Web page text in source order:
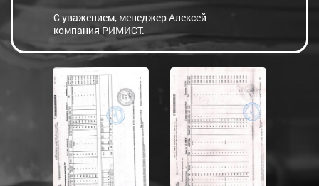
С уважением, менеджер Алексей
компания РИМИСТ.